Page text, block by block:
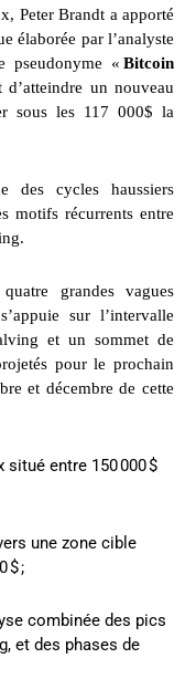
Peter Brandt a apporté
élaborée par l’analyste
pseudonyme « Bitcoin
un nouveau
sous les 117 000$ la
des cycles haussiers
motifs récurrents entre
grandes vagues
sur l’intervalle
et un sommet de
pour le prochain
et décembre de cette
entre 150 000 $
une zone cible
$ ;
combinée des pics
et des phases de